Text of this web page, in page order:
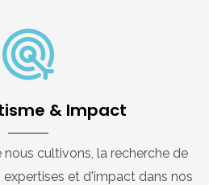
& Impact
nous cultivons, la recherche de
et d'impact dans nos